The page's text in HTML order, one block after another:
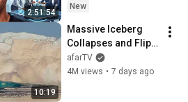
2:51:54
New
10:19
Massive Iceberg
Collapses and Flips
Over in Ilulissat,
Greenland | Full
afarTV
4M views • 7 days ago